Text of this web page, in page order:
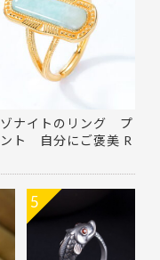
ナイトのリング プ
ント 自分にご褒美 R
5